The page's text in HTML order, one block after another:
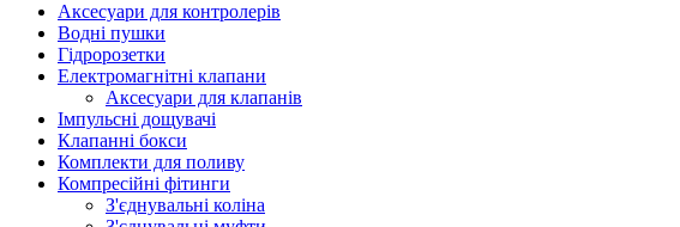
Аксесуари для контролерів
Водні пушки
Гідророзетки
Електромагнітні клапани
Аксесуари для клапанів
Імпульсні дощувачі
Клапанні бокси
Комплекти для поливу
Компресійні фітинги
З'єднувальні коліна